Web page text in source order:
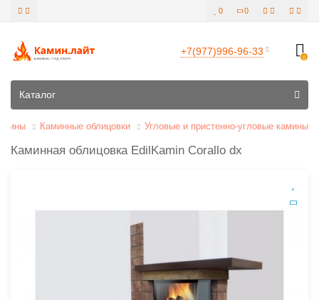
0
0
+7(977)996-96-33
0
Каталог
Каминные облицовки Угловые и пристенно-угловые камины
Каминная облицовка EdilKamin Corallo dx